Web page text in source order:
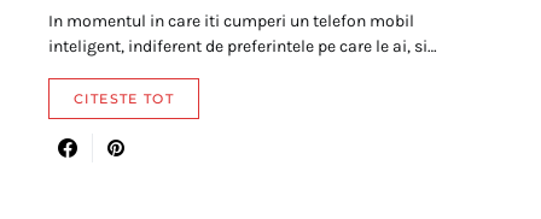
In momentul in care iti cumperi un telefon mobil
inteligent, indiferent de preferintele pe care le ai, si…
CITESTE TOT